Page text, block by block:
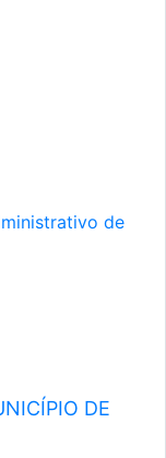
de
DE